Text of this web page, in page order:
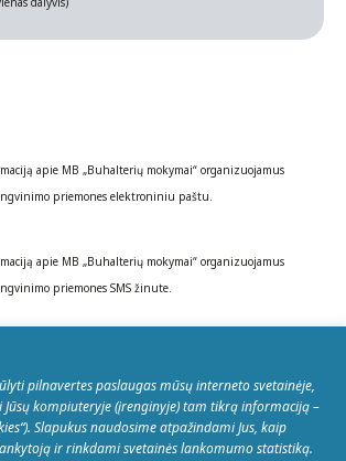
apie MB „Buhalterių mokymai“ organizuojamus
priemones elektroniniu paštu.
apie MB „Buhalterių mokymai“ organizuojamus
priemones SMS žinute.
REGISTRUOTIS
pilnavertes paslaugas mūsų interneto svetainėje,
kompiuteryje (įrenginyje) tam tikrą informaciją –
Slapukus naudosime atpažindami Jus, kaip
ir rinkdami svetainės lankomumo statistiką.